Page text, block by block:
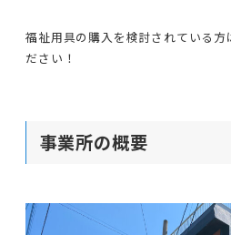
福祉用具の購入を検討されている方
ださい！
事業所の概要